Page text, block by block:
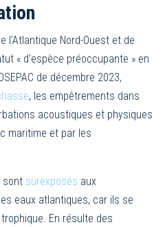
l’Atlantique Nord-Ouest et de
« d’espèce préoccupante » en
de décembre 2023,
, les empêtrements dans
acoustiques et physiques
maritime et par les
sont surexposés aux
eaux atlantiques, car ils se
En résulte des